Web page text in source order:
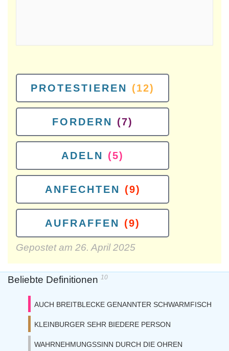
PROTESTIEREN (12)
FORDERN (7)
ADELN (5)
ANFECHTEN (9)
AUFRAFFEN (9)
Gepostet am 26. April 2025
Beliebte Definitionen 10
AUCH BREITBLECKE GENANNTER SCHWARMFISCH
KLEINBURGER SEHR BIEDERE PERSON
WAHRNEHMUNGSSINN DURCH DIE OHREN